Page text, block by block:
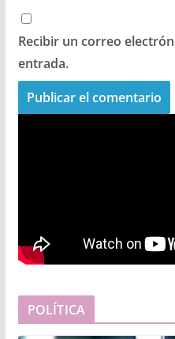
Recibir un correo
entrada.
POLÍTICA